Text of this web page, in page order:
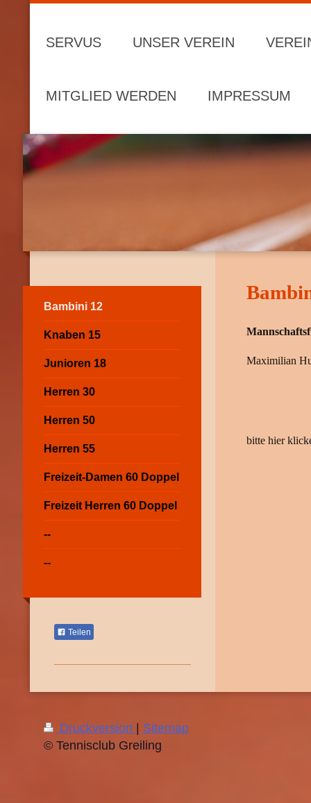
SERVUS UNSER VEREIN
MITGLIED WERDEN IMPRESSUM
Maximilian
bitte hier
Bambini 12
Knaben 15
Junioren 18
Herren 30
Herren 50
Herren 55
Freizeit-Damen 60 Doppel
Freizeit Herren 60 Doppel
--
--
Teilen
Druckversion | Sitemap
© Tennisclub Greiling